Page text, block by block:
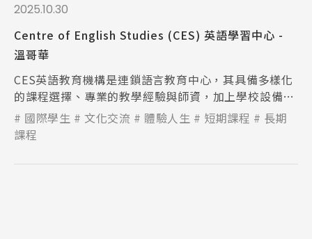
2025.10.30
Centre of English Studies (CES) 英語學習中心 -
溫哥華
CES英語教育機構是連鎖語言教育中心，其具備多樣化
的課程選擇、專業的教學經驗與師資，加上學校設備新
穎充足，讓學生能在舒適輕鬆的環境下學習。
國際學生 文化交流 體驗人生 短期課程
長期
課程